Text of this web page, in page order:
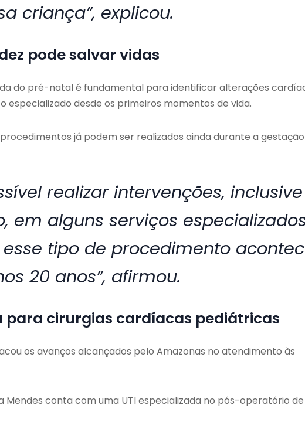
criança”, explicou.
pode salvar vidas
do pré-natal é fundamental para identificar alterações
desde os primeiros momentos de vida.
já podem ser realizados ainda durante a gestação
realizar intervenções, inclusive
em alguns serviços
tipo de procedimento
20 anos”, afirmou.
para cirurgias cardíacas pediátricas
os avanços alcançados pelo Amazonas no atendimento às
Mendes conta com uma UTI especializada no pós-operatório de